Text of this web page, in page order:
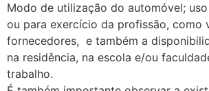
Modo de utilização do automóvel;
ou para exercício da profissão, como
fornecedores, e também a
na residência, na escola e/ou
trabalho.